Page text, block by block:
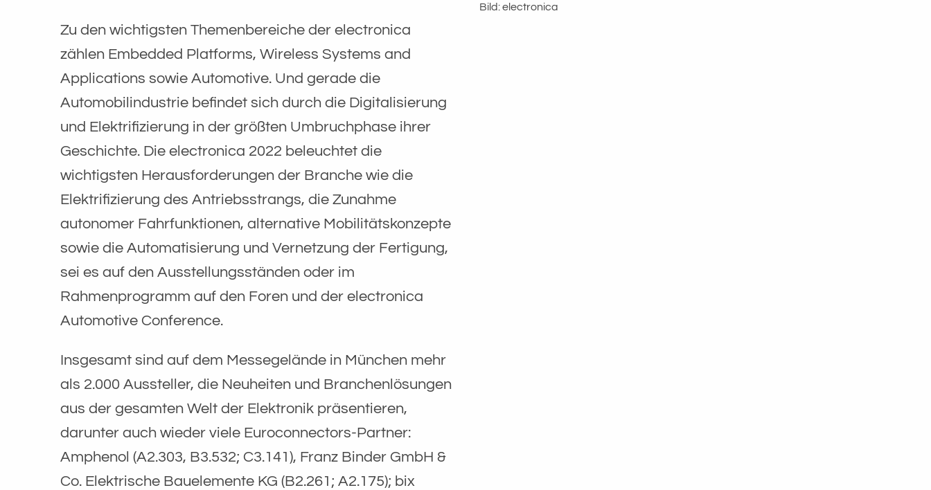
Zu den wichtigsten Themenbereiche der electronica
zählen Embedded Platforms, Wireless Systems and
Applications sowie Automotive. Und gerade die
Automobilindustrie befindet sich durch die Digitalisierung
und Elektrifizierung in der größten Umbruchphase ihrer
Geschichte. Die electronica 2022 beleuchtet die
wichtigsten Herausforderungen der Branche wie die
Elektrifizierung des Antriebsstrangs, die Zunahme
autonomer Fahrfunktionen, alternative Mobilitätskonzepte
sowie die Automatisierung und Vernetzung der Fertigung,
sei es auf den Ausstellungsständen oder im
Rahmenprogramm auf den Foren und der electronica
Automotive Conference.
Insgesamt sind auf dem Messegelände in München mehr
als 2.000 Aussteller, die Neuheiten und Branchenlösungen
aus der gesamten Welt der Elektronik präsentieren,
darunter auch wieder viele Euroconnectors-Partner:
Amphenol (A2.303, B3.532; C3.141), Franz Binder GmbH &
Co. Elektrische Bauelemente KG (B2.261; A2.175); bix
Bild: electronica